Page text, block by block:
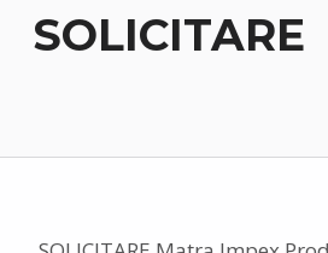
SOLICITARE